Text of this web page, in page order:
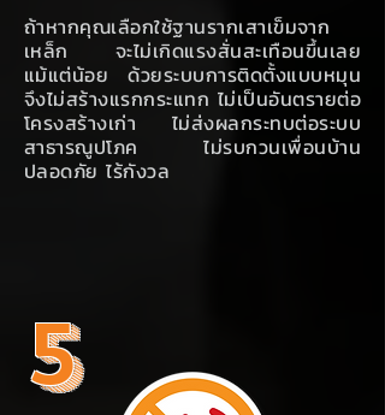
ถ้าหากคุณเลือกใช้ฐานรากเสาเข็มจาก
เหล็ก จะไม่เกิดแรงสั่นสะเทือนขึ้นเลย
แม้แต่น้อย ด้วยระบบการติดตั้งแบบหมุน
จึงไม่สร้างแรกกระแทก ไม่เป็นอันตรายต่อ
โครงสร้างเก่า ไม่ส่งผลกระทบต่อระบบ
สาธารณูปโภค ไม่รบกวนเพื่อนบ้าน
ปลอดภัย ไร้กังวล
5